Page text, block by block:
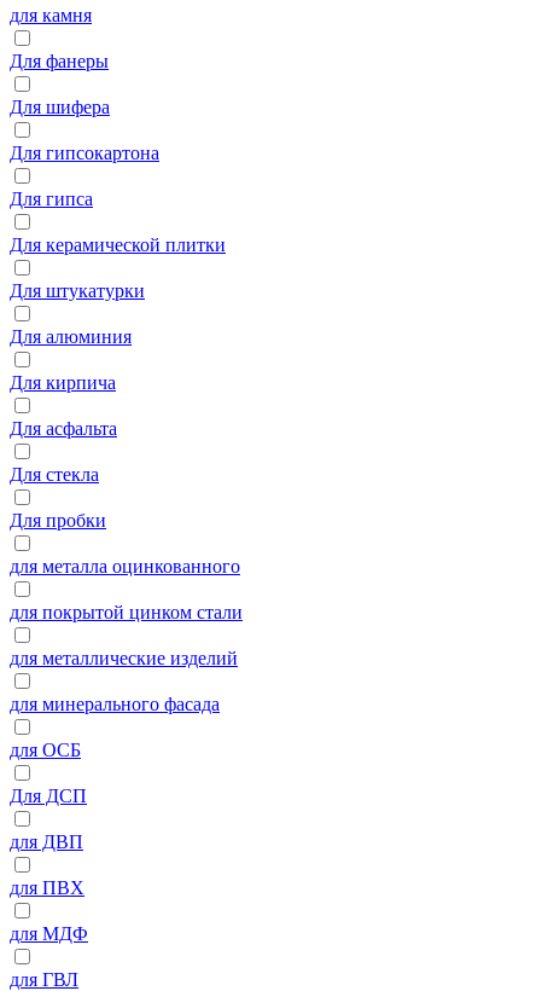
для камня
Для фанеры
Для шифера
Для гипсокартона
Для гипса
Для керамической плитки
Для штукатурки
Для алюминия
Для кирпича
Для асфальта
Для стекла
Для пробки
для металла оцинкованного
для покрытой цинком стали
для металлические изделий
для минерального фасада
для ОСБ
Для ДСП
для ДВП
для ПВХ
для МДФ
для ГВЛ